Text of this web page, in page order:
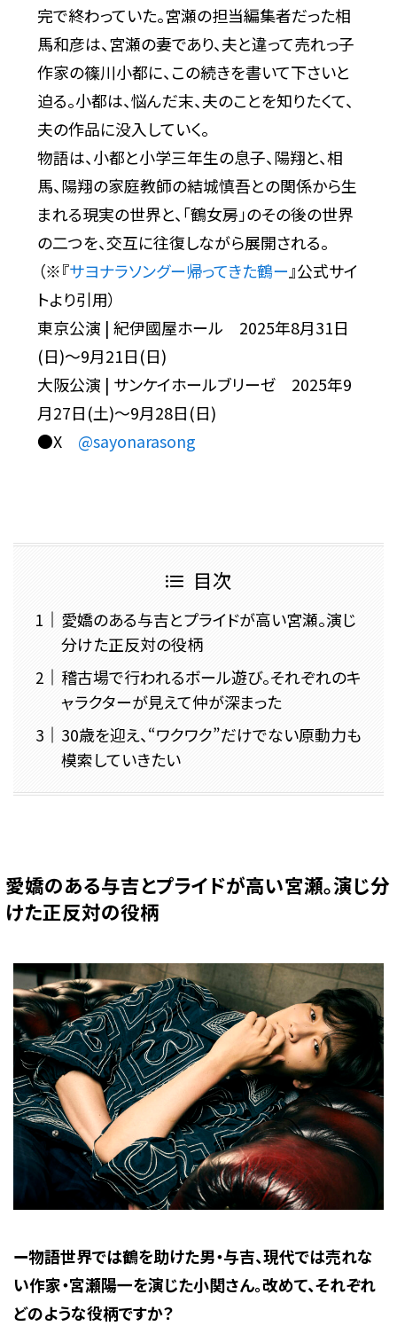
完で終わっていた。宮瀬の担当編集者だった相
馬和彦は、宮瀬の妻であり、夫と違って売れっ子
作家の篠川小都に、この続きを書いて下さいと
迫る。小都は、悩んだ末、夫のことを知りたくて、
夫の作品に没入していく。
物語は、小都と小学三年生の息子、陽翔と、相
馬、陽翔の家庭教師の結城慎吾との関係から生
まれる現実の世界と、「鶴女房」のその後の世界
の二つを、交互に往復しながら展開される。
（※『サヨナラソングー帰ってきた鶴ー 』公式サイ
トより引用）
東京公演 | 紀伊國屋ホール 2025年8月31日
(日)〜9月21日(日)
大阪公演 | サンケイホールブリーゼ 2025年9
月27日(土)〜9月28日(日)
●X @sayonarasong
目次
愛嬌のある与吉とプライドが高い宮瀬。演じ
分けた正反対の役柄
稽古場で行われるボール遊び。それぞれのキ
ャラクターが見えて仲が深まった
30歳を迎え、“ワクワク”だけでない原動力も
模索していきたい
愛嬌のある与吉とプライドが高い宮瀬。演じ分
けた正反対の役柄
ー物語世界では鶴を助けた男・与吉、現代では売れな
い作家・宮瀬陽一を演じた小関さん。改めて、それぞれ
どのような役柄ですか？